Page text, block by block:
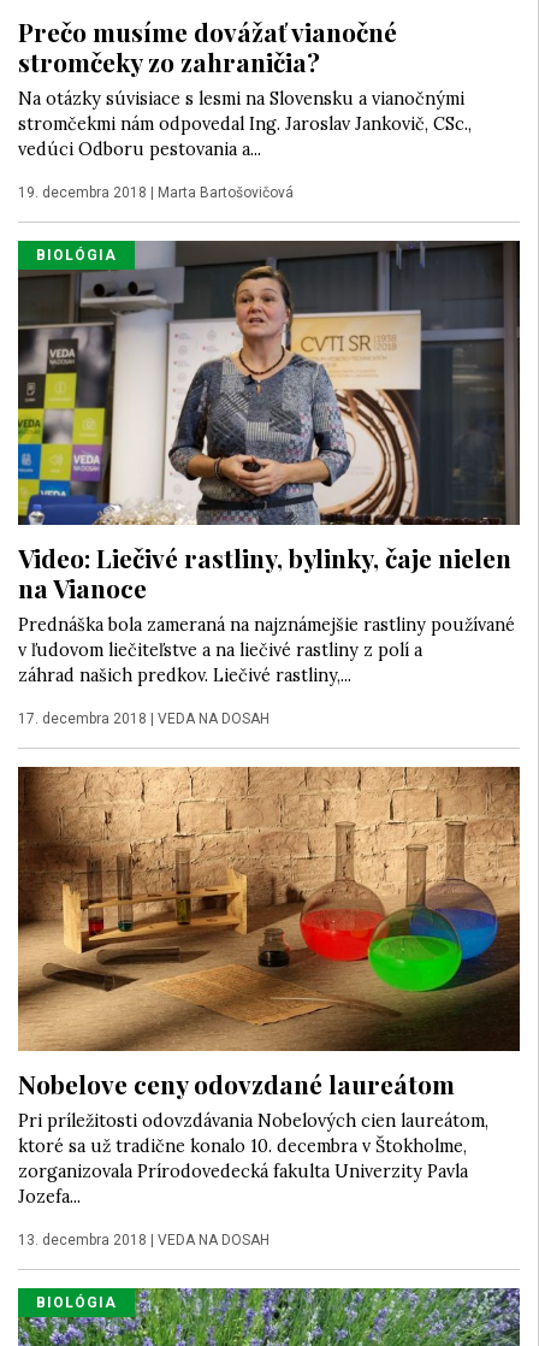
Prečo musíme dovážať vianočné
stromčeky zo zahraničia?
Na otázky súvisiace s lesmi na Slovensku a vianočnými
stromčekmi nám odpovedal Ing. Jaroslav Jankovič, CSc.,
vedúci Odboru pestovania a...
19. decembra 2018 Marta Bartošovičová
BIOLÓGIA
Video: Liečivé rastliny, bylinky, čaje nielen
na Vianoce
Prednáška bola zameraná na najznámejšie rastliny používané
v ľudovom liečiteľstve a na liečivé rastliny z polí a
záhrad našich predkov. Liečivé rastliny,...
17. decembra 2018 VEDA NA DOSAH
Nobelove ceny odovzdané laureátom
Pri príležitosti odovzdávania Nobelových cien laureátom,
ktoré sa už tradične konalo 10. decembra v Štokholme,
zorganizovala Prírodovedecká fakulta Univerzity Pavla
Jozefa...
13. decembra 2018 VEDA NA DOSAH
BIOLÓGIA